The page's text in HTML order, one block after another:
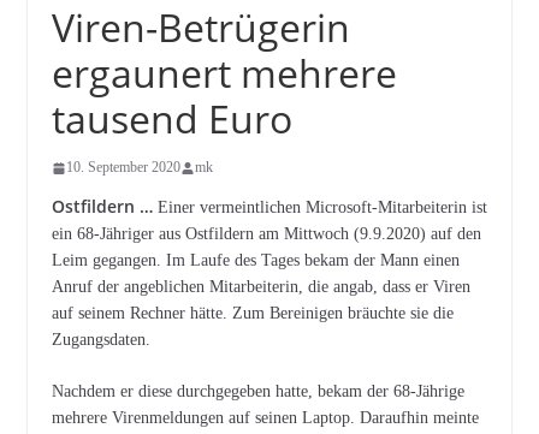
Viren-Betrügerin
ergaunert mehrere
tausend Euro
10. September 2020 mk
Ostfildern …Einer vermeintlichen Microsoft-Mitarbeiterin ist
ein 68-Jähriger aus Ostfildern am Mittwoch (9.9.2020) auf den
Leim gegangen. Im Laufe des Tages bekam der Mann einen
Anruf der angeblichen Mitarbeiterin, die angab, dass er Viren
auf seinem Rechner hätte. Zum Bereinigen bräuchte sie die
Zugangsdaten.
Nachdem er diese durchgegeben hatte, bekam der 68-Jährige
mehrere Virenmeldungen auf seinen Laptop. Daraufhin meinte